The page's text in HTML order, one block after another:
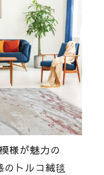
様が魅力の
トルコ絨毯